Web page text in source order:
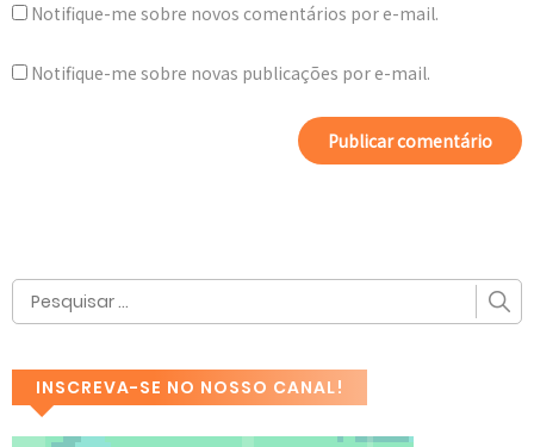
Notifique-me sobre novos comentários por e-mail.
Notifique-me sobre novas publicações por e-mail.
INSCREVA-SE NO NOSSO CANAL!